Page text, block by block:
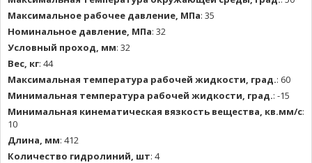
Максимальное рабочее давление, МПа: 35
Номинальное давление, МПа: 32
Условный проход, мм: 32
Вес, кг: 44
Максимальная температура рабочей жидкости, град.: 60
Минимальная температура рабочей жидкости, град.: -15
Минимальная кинематическая вязкость вещества, кв.мм/с:
10
Длина, мм: 412
Количество гидролиний, шт: 4